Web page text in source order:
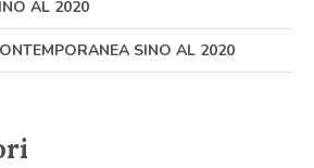
AL 2020
SINO AL 2020